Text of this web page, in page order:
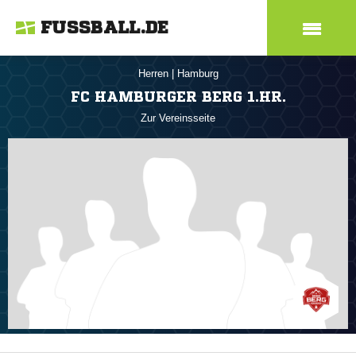
FUSSBALL.DE
Herren Hamburg
FC HAMBURGER BERG 1.HR.
Zur Vereinsseite